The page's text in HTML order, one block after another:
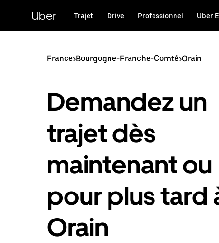
principal
Uber Trajet Drive Professionnel Uber
France>Bourgogne-Franche-Comté>Orain
Demandez un
trajet dès
maintenant ou
pour plus tard
Orain